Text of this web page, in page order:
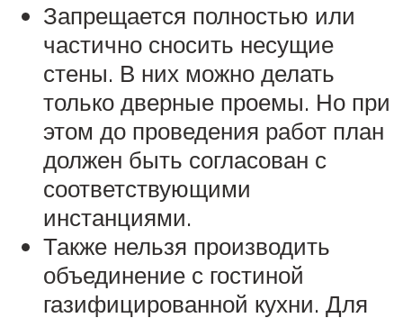
Запрещается полностью или
частично сносить несущие
стены. В них можно делать
только дверные проемы. Но при
этом до проведения работ план
должен быть согласован с
соответствующими
инстанциями.
Также нельзя производить
объединение с гостиной
газифицированной кухни. Для